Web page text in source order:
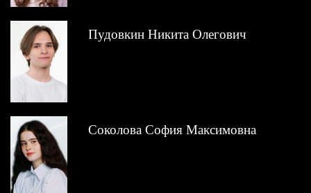
Пудовкин Никита Олегович
Соколова София Максимовна